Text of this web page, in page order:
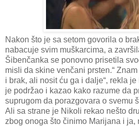
Nakon što je sa setom govorila o
nabacuje svim muškarcima, a
Šibenčanka se ponovno prisetila
misli da skine venčani prsten.“
i brak, ali nosit ću ga i dalje“, rekla je
je podržao i kazao kako razume da
suprugom da porazgovara o svemu
Ali sa strane je Nikoli rekao nešto
zbog onoga što činimo Marijana i